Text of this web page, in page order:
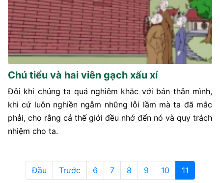
Chú tiểu và hai viên gạch xấu xí
Đôi khi chúng ta quá nghiêm khắc với bản thân mình,
khi cứ luôn nghiền ngẫm những lỗi lầm mà ta đã mắc
phải, cho rằng cả thế giới đều nhớ đến nó và quy trách
nhiệm cho ta.
Đầu Trước 6 7 8 9 10 11